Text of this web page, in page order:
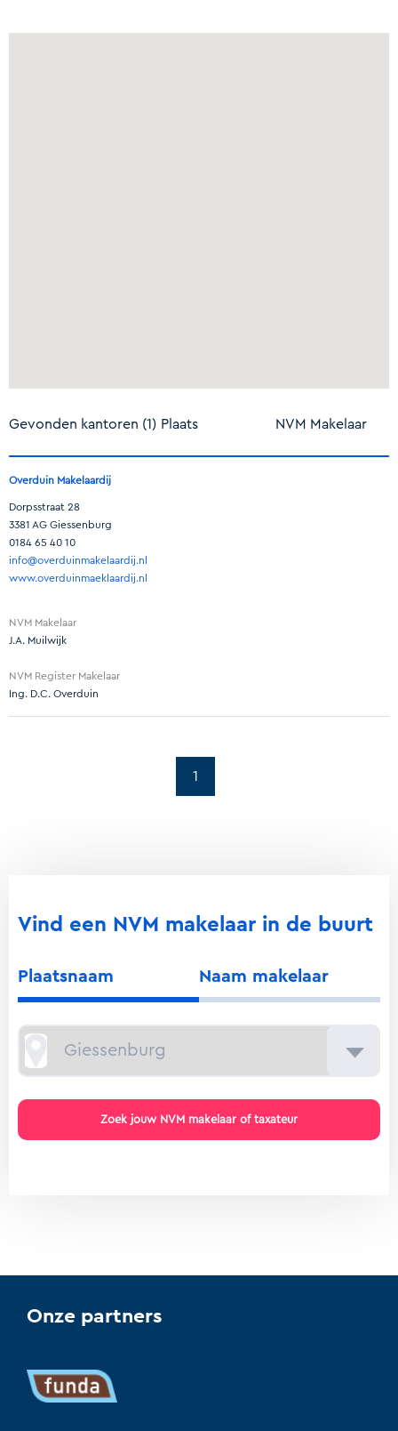
Gevonden kantoren (1) Plaats NVM Makelaar
Overduin Makelaardij
Dorpsstraat 28
3381 AG Giessenburg
0184 65 40 10
info@overduinmakelaardij.nl
www.overduinmaeklaardij.nl
NVM Makelaar
J.A. Muilwijk
NVM Register Makelaar
Ing. D.C. Overduin
1
Vind een NVM makelaar in de buurt
Plaatsnaam Naam makelaar
Onze partners